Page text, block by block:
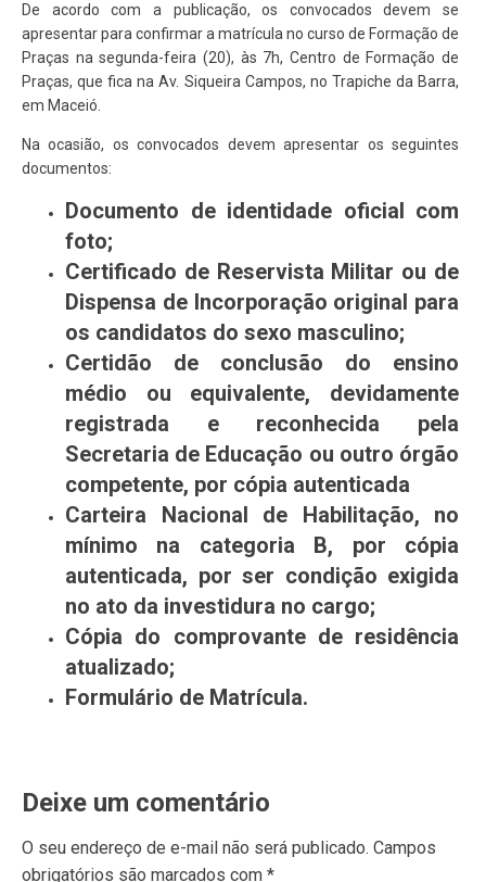
De acordo com a publicação, os convocados devem se
apresentar para confirmar a matrícula no curso de Formação de
Praças na segunda-feira (20), às 7h, Centro de Formação de
Praças, que fica na Av. Siqueira Campos, no Trapiche da Barra,
em Maceió.
Na ocasião, os convocados devem apresentar os seguintes
documentos:
Documento de identidade oficial com
foto;
Certificado de Reservista Militar ou de
Dispensa de Incorporação original para
os candidatos do sexo masculino;
Certidão de conclusão do ensino
médio ou equivalente, devidamente
registrada e reconhecida pela
Secretaria de Educação ou outro órgão
competente, por cópia autenticada
Carteira Nacional de Habilitação, no
mínimo na categoria B, por cópia
autenticada, por ser condição exigida
no ato da investidura no cargo;
Cópia do comprovante de residência
atualizado;
Formulário de Matrícula.
Deixe um comentário
O seu endereço de e-mail não será publicado. Campos
obrigatórios são marcados com *